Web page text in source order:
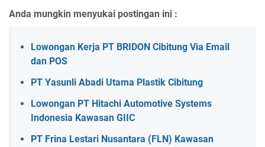
Anda mungkin menyukai postingan ini :
Lowongan Kerja PT BRIDON Cibitung Via Email
dan POS
PT Yasunli Abadi Utama Plastik Cibitung
Lowongan PT Hitachi Automotive Systems
Indonesia Kawasan GIIC
PT Frina Lestari Nusantara (FLN) Kawasan